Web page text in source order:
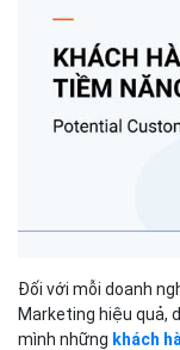
Đối với mỗi doanh
Marketing hiệu quả,
mình những khách